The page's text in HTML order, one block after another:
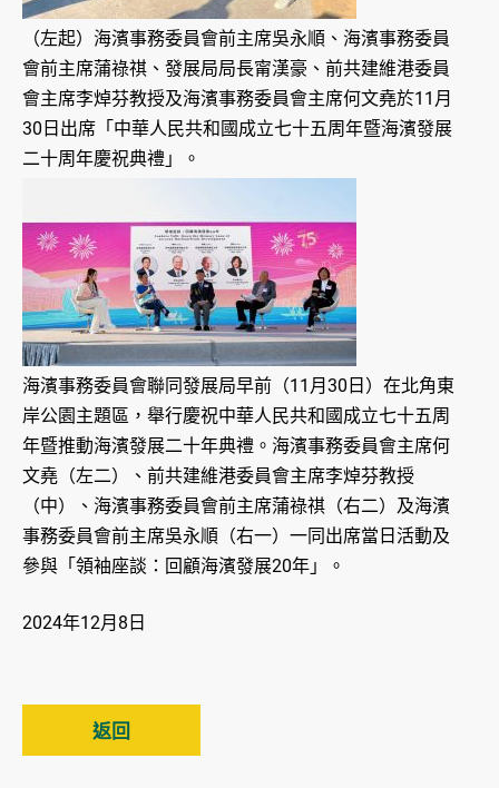
（左起）海濱事務委員會前主席吳永順、海濱事務委員
會前主席蒲祿祺、發展局局長甯漢豪、前共建維港委員
會主席李焯芬教授及海濱事務委員會主席何文堯於11月
30日出席「中華人民共和國成立七十五周年暨海濱發展
二十周年慶祝典禮」。
海濱事務委員會聯同發展局早前（11月30日）在北角東
岸公園主題區，舉行慶祝中華人民共和國成立七十五周
年暨推動海濱發展二十年典禮。海濱事務委員會主席何
文堯（左二）、前共建維港委員會主席李焯芬教授
（中）、海濱事務委員會前主席蒲祿祺（右二）及海濱
事務委員會前主席吳永順（右一）一同出席當日活動及
參與「領袖座談：回顧海濱發展20年」。
2024年12月8日
返回